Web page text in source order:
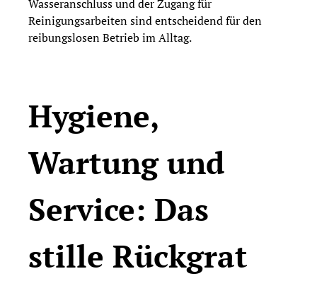
Wasseranschluss und der Zugang für
Reinigungsarbeiten sind entscheidend für den
reibungslosen Betrieb im Alltag.
Hygiene,
Wartung und
Service: Das
stille Rückgrat